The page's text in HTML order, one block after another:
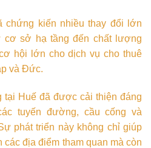
chứng kiến nhiều thay đổi lớn
cơ sở hạ tầng đến chất lượng
hội lớn cho dịch vụ cho thuê
và Đức.
tại Huế đã được cải thiện đáng
tuyến đường, cầu cống và
phát triển này không chỉ giúp
các địa điểm tham quan mà còn